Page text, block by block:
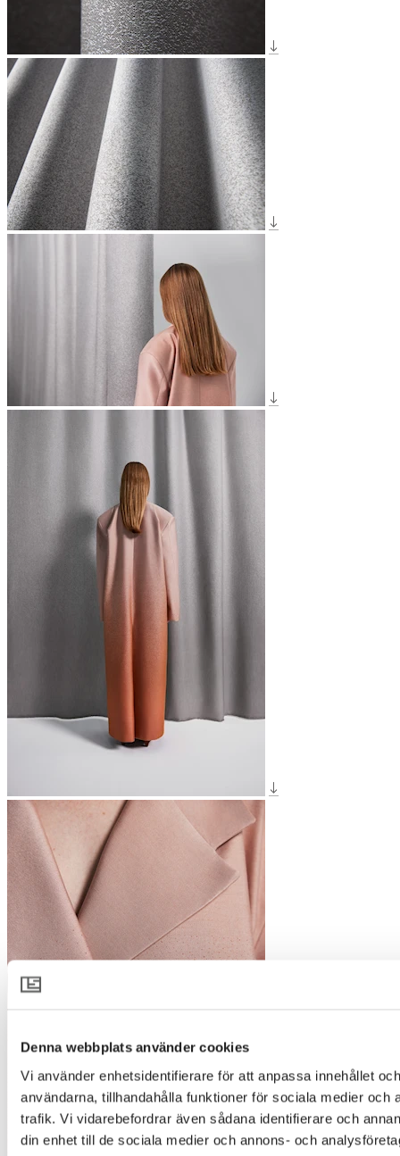
Denna webbplats använder cookies
Vi använder enhetsidentifierare för att anpassa innehållet
användarna, tillhandahålla funktioner för sociala medier och
trafik. Vi vidarebefordrar även sådana identifierare och
din enhet till de sociala medier och annons- och